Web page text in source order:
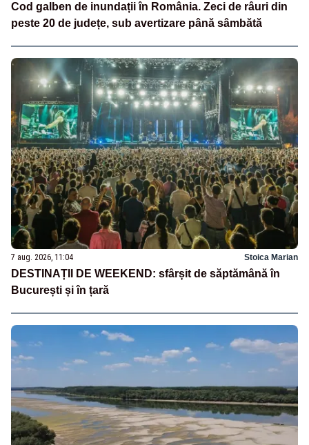
Cod galben de inundații în România. Zeci de râuri din
peste 20 de județe, sub avertizare până sâmbătă
7 aug. 2026, 11:04 Stoica Marian
DESTINAȚII DE WEEKEND: sfârșit de săptămână în
București și în țară